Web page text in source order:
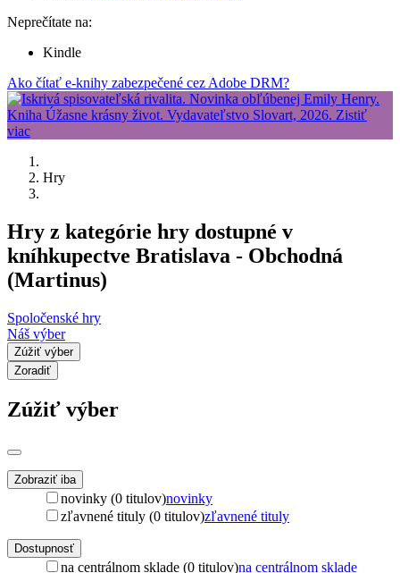
Neprečítate na:
Kindle
Ako čítať e-knihy zabezpečené cez Adobe DRM?
Hry
Hry z kategórie hry dostupné v
kníhkupectve Bratislava - Obchodná
(Martinus)
Spoločenské hry
Náš výber
Zúžiť výber
Zoradiť
Zúžiť výber
Zobraziť iba
novinky (0 titulov)novinky
zľavnené tituly (0 titulov)zľavnené tituly
Dostupnosť
na centrálnom sklade (0 titulov)na centrálnom sklade